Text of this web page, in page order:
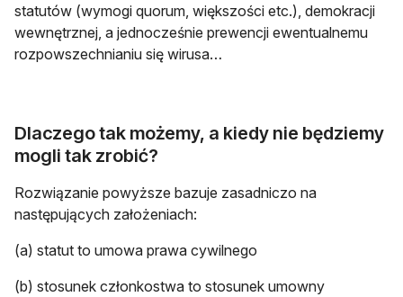
statutów (wymogi quorum, większości etc.), demokracji
wewnętrznej, a jednocześnie prewencji ewentualnemu
rozpowszechnianiu się wirusa…
Dlaczego tak możemy, a kiedy nie będziemy
mogli tak zrobić?
Rozwiązanie powyższe bazuje zasadniczo na
następujących założeniach:
(a) statut to umowa prawa cywilnego
(b) stosunek członkostwa to stosunek umowny